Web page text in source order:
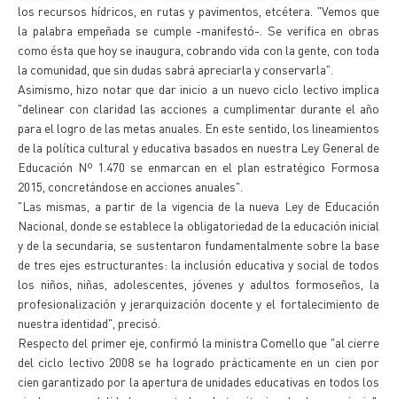
los recursos hídricos, en rutas y pavimentos, etcétera. "Vemos que
la palabra empeñada se cumple -manifestó-. Se verifica en obras
como ésta que hoy se inaugura, cobrando vida con la gente, con toda
la comunidad, que sin dudas sabrá apreciarla y conservarla".
Asimismo, hizo notar que dar inicio a un nuevo ciclo lectivo implica
"delinear con claridad las acciones a cumplimentar durante el año
para el logro de las metas anuales. En este sentido, los lineamientos
de la política cultural y educativa basados en nuestra Ley General de
Educación Nº 1.470 se enmarcan en el plan estratégico Formosa
2015, concretándose en acciones anuales".
"Las mismas, a partir de la vigencia de la nueva Ley de Educación
Nacional, donde se establece la obligatoriedad de la educación inicial
y de la secundaria, se sustentaron fundamentalmente sobre la base
de tres ejes estructurantes: la inclusión educativa y social de todos
los niños, niñas, adolescentes, jóvenes y adultos formoseños, la
profesionalización y jerarquización docente y el fortalecimiento de
nuestra identidad", precisó.
Respecto del primer eje, confirmó la ministra Comello que "al cierre
del ciclo lectivo 2008 se ha logrado prácticamente en un cien por
cien garantizado por la apertura de unidades educativas en todos los